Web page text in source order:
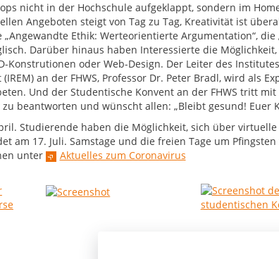
nicht in der Hochschule aufgeklappt, sondern im
Angeboten steigt von Tag zu Tag, Kreativität ist
Ethik: Werteorientierte Argumentation“, die
Darüber hinaus haben Interessierte die
oder Web-Design. Der Leiter des Institutes
an der FHWS, Professor Dr. Peter Bradl, wird als
Und der Studentische Konvent an der FHWS tritt mit
beantworten und wünscht allen: „Bleibt gesund! Euer
Studierende haben die Möglichkeit, sich über virtuelle
am 17. Juli. Samstage und die freien Tage um
unter
Aktuelles zum Coronavirus